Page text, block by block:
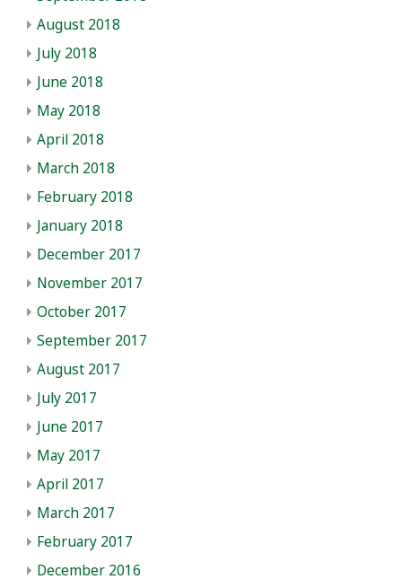
August 2018
July 2018
June 2018
May 2018
April 2018
March 2018
February 2018
January 2018
December 2017
November 2017
October 2017
September 2017
August 2017
July 2017
June 2017
May 2017
April 2017
March 2017
February 2017
December 2016